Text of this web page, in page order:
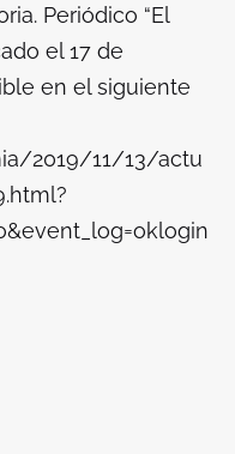
Periódico “El
el 17 de
en el siguiente
2019/11/13/actu